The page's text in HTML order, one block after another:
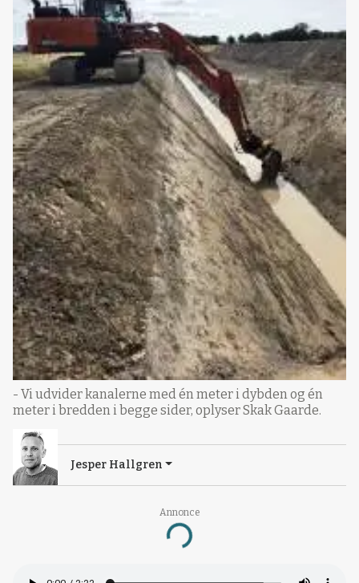
Annonce
Loading...
- Vi udvider kanalerne med én meter i dybden og én
meter i bredden i begge sider, oplyser Skak Gaarde.
Jesper Hallgren